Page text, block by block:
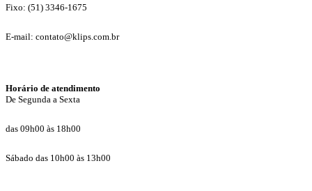
Fixo: (51) 3346-1675
E-mail: contato@klips.com.br
Horário de atendimento
De Segunda a Sexta
das 09h00 às 18h00
Sábado das 10h00 às 13h00